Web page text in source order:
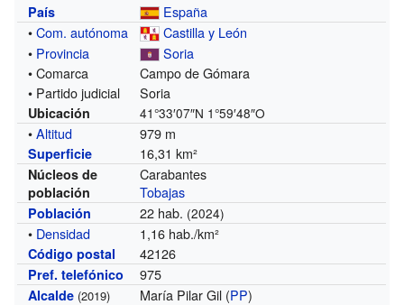
País
España
•Com. autónoma
Castilla y León
• Provincia
Soria
• Comarca
Campo de Gómara
• Partido judicial
Soria
Ubicación 41°33′07″N 1°59′48″O
•Altitud 979 m
Superficie 16,31 km²
Núcleos de
población
Carabantes
Tobajas
Población 22 hab. (2024)
• Densidad 1,16 hab./km²
Código postal 42126
Pref. telefónico 975
Alcalde (2019) María Pilar Gil (PP)